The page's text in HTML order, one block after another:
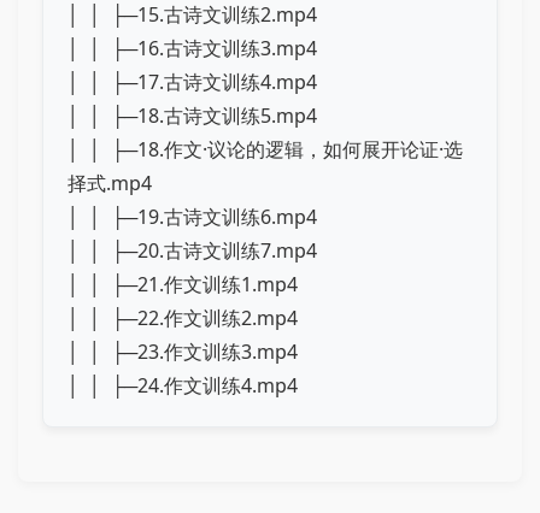
│ │ ├─15.古诗文训练2.mp4
│ │ ├─16.古诗文训练3.mp4
│ │ ├─17.古诗文训练4.mp4
│ │ ├─18.古诗文训练5.mp4
│ │ ├─18.作文·议论的逻辑，如何展开论证·选
择式.mp4
│ │ ├─19.古诗文训练6.mp4
│ │ ├─20.古诗文训练7.mp4
│ │ ├─21.作文训练1.mp4
│ │ ├─22.作文训练2.mp4
│ │ ├─23.作文训练3.mp4
│ │ ├─24.作文训练4.mp4